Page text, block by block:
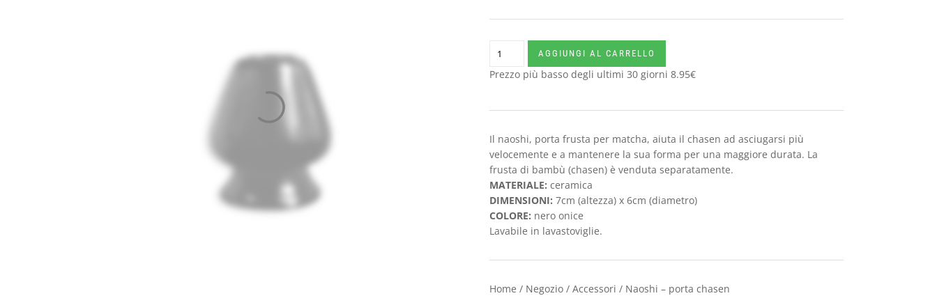
porta
quantità
AGGIUNGI AL CARRELLO
Prezzo più basso degli ultimi 30 giorni 8.95€
Il naoshi, porta frusta per matcha, aiuta il chasen ad asciugarsi più
velocemente e a mantenere la sua forma per una maggiore durata. La
frusta di bambù (chasen) è venduta separatamente.
MATERIALE: ceramica
DIMENSIONI: 7cm (altezza) x 6cm (diametro)
COLORE: nero onice
Lavabile in lavastoviglie.
Home / Negozio/ Accessori / Naoshi – porta chasen